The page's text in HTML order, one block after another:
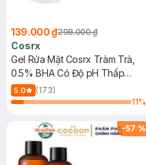
139.000 ₫298.000 ₫
Cosrx
Gel Rửa Mặt Cosrx Tràm Trà,
0.5% BHA Có Độ pH Thấp
150ml
5.0
(173)
11%
-57 %